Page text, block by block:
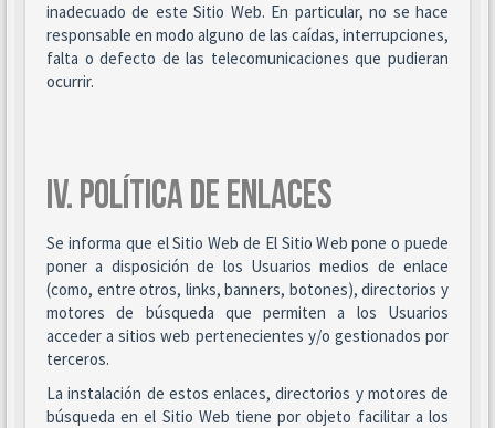
inadecuado de este Sitio Web. En particular, no se hace
responsable en modo alguno de las caídas, interrupciones,
falta o defecto de las telecomunicaciones que pudieran
ocurrir.
IV. POLÍTICA DE ENLACES
Se informa que el Sitio Web de El Sitio Web pone o puede
poner a disposición de los Usuarios medios de enlace
(como, entre otros, links, banners, botones), directorios y
motores de búsqueda que permiten a los Usuarios
acceder a sitios web pertenecientes y/o gestionados por
terceros.
La instalación de estos enlaces, directorios y motores de
búsqueda en el Sitio Web tiene por objeto facilitar a los